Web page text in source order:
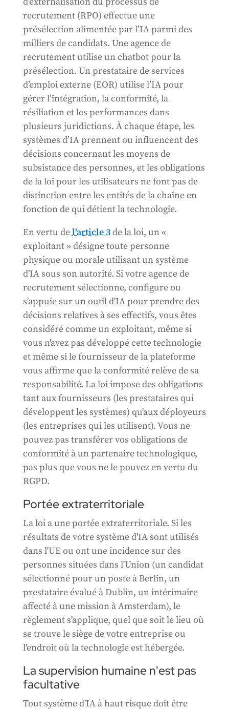
recrutement (RPO) effectue une
présélection alimentée par l’IA parmi des
milliers de candidats. Une agence de
recrutement utilise un chatbot pour la
présélection. Un prestataire de services
d’emploi externe (EOR) utilise l’IA pour
gérer l’intégration, la conformité, la
résiliation et les performances dans
plusieurs juridictions. À chaque étape, les
systèmes d’IA prennent ou influencent des
décisions concernant les moyens de
subsistance des personnes, et les obligations
de la loi pour les utilisateurs ne font pas de
distinction entre les entités de la chaîne en
fonction de qui détient la technologie.
En vertu del'article 3de la loi, un «
exploitant » désigne toute personne
physique ou morale utilisant un système
d'IA sous son autorité. Si votre agence de
recrutement sélectionne, configure ou
s'appuie sur un outil d'IA pour prendre des
décisions relatives à ses effectifs, vous êtes
considéré comme un exploitant, même si
vous n'avez pas développé cette technologie
et même si le fournisseur de la plateforme
vous affirme que la conformité relève de sa
responsabilité. La loi impose des obligations
tant aux fournisseurs (les prestataires qui
développent les systèmes) qu'aux déployeurs
(les entreprises qui les utilisent). Vous ne
pouvez pas transférer vos obligations de
conformité à un partenaire technologique,
pas plus que vous ne le pouvez en vertu du
RGPD.
Portée extraterritoriale
La loi a une portée extraterritoriale. Si les
résultats de votre système d'IA sont utilisés
dans l'UE ou ont une incidence sur des
personnes situées dans l'Union (un candidat
sélectionné pour un poste à Berlin, un
prestataire évalué à Dublin, un intérimaire
affecté à une mission à Amsterdam), le
règlement s'applique, quel que soit le lieu où
se trouve le siège de votre entreprise ou
l'endroit où la technologie est hébergée.
La supervision humaine n'est pas
facultative
Tout système d'IA à haut risque doit être